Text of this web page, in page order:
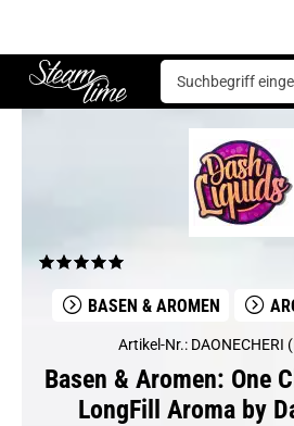
Steam time
Basen & Aromen Aromen Dash
BASEN & AROMEN
Artikel-Nr.: DAONECHERI
Basen & Aromen: One
LongFill Aroma by